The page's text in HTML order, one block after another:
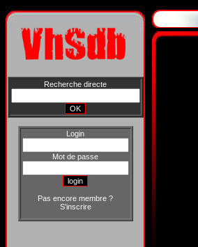
Recherche directe
Login
Mot de passe
Pas encore membre ?
S'inscrire